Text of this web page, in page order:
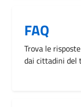
FAQ
Trova le
dai cittadini del